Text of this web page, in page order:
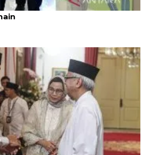
libur Lebaran untuk